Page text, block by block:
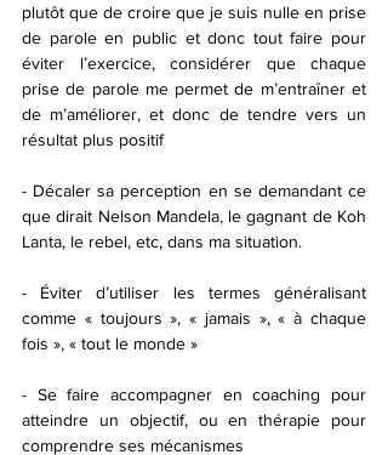
plutôt que de croire que je suis nulle en prise
de parole en public et donc tout faire pour
éviter l’exercice, considérer que chaque
prise de parole me permet de m’entraîner et
de m’améliorer, et donc de tendre vers un
résultat plus positif
- Décaler sa perception en se demandant ce
que dirait Nelson Mandela, le gagnant de Koh
Lanta, le rebel, etc, dans ma situation.
- Éviter d’utiliser les termes généralisant
comme « toujours », « jamais », « à chaque
fois », « tout le monde »
- Se faire accompagner en coaching pour
atteindre un objectif, ou en thérapie pour
comprendre ses mécanismes